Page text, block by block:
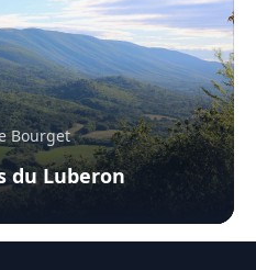
Bourget
du Luberon